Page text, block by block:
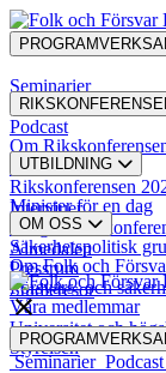
Seminarier
Podcast
Artiklar
Intervjuer
Almedalen
Studieresor
Om
Rikskonferensen
Tidigare
Pressrum
UTBILDNING
Minister för en dag
Säkerhetspolitisk
Försvars- och
Universitet och
OM OSS
Om Folk och
Våra medlemmar
Styrelsen
Seminarier Podcast